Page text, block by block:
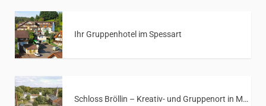
Ihr Gruppenhotel im Spessart
Schloss Bröllin – Kreativ- und Gruppenort in Mecklenburg-Vorpommern